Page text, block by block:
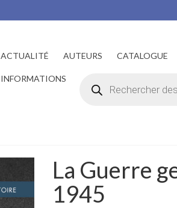
ACTUALITÉ AUTEURS CATALOGUE
INFORMATIONS
produits
La Guerre
1945